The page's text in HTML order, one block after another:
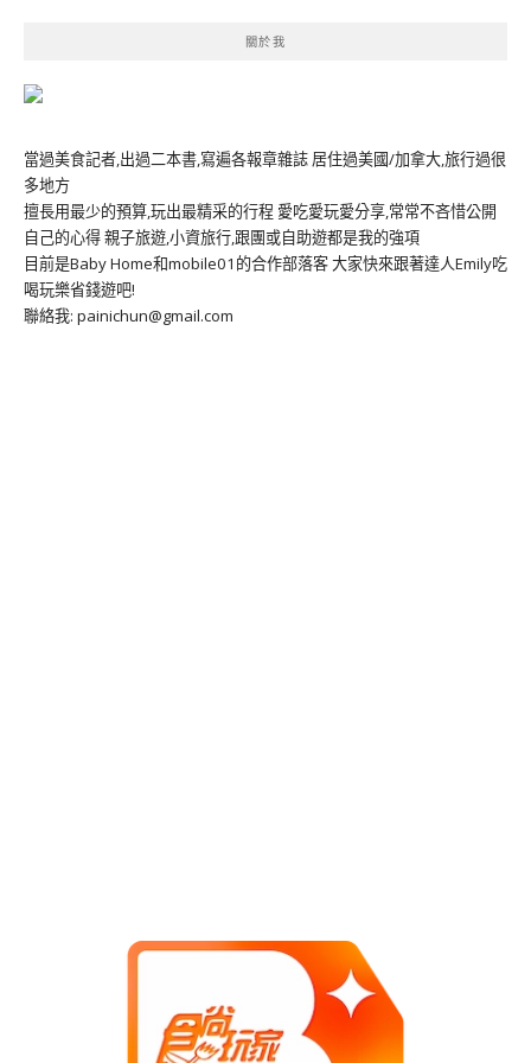
關於我
當過美食記者,出過二本書,寫遍各報章雜誌 居住過美國/加拿大,旅行過很
多地方
擅長用最少的預算,玩出最精采的行程 愛吃愛玩愛分享,常常不吝惜公開
自己的心得 親子旅遊,小資旅行,跟團或自助遊都是我的強項
目前是Baby Home和mobile01的合作部落客 大家快來跟著達人Emily吃
喝玩樂省錢遊吧!
聯絡我: painichun@gmail.com